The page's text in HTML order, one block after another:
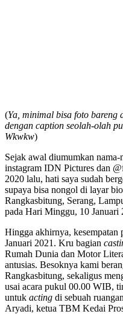
(Ya, minimal bisa foto bareng
dengan caption seolah-olah
Wkwkw)
Sejak awal diumumkan
instagram IDN Pictures dan
2020 lalu, hati saya sudah
supaya bisa nongol di layar
Rangkasbitung, Serang,
pada Hari Minggu, 10 Januari
Hingga akhirnya, kesempatan
Januari 2021. Kru bagian
Rumah Dunia dan Motor
antusias. Besoknya kami
Rangkasbitung, sekaligus
usai acara pukul 00.00 WIB,
untuk acting di sebuah
Aryadi, ketua TBM Kedai